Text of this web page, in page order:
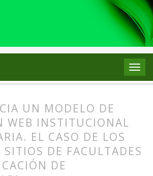
UN MODELO DE
WEB INSTITUCIONAL
EL CASO DE LOS
DE FACULTADES
DE